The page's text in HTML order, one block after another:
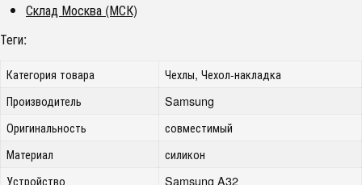
Склад Москва (МСК)
Теги:
Категория товара
Чехлы, Чехол-накладка
Производитель
Samsung
Оригинальность
совместимый
Материал
силикон
Устройство
Samsung A32